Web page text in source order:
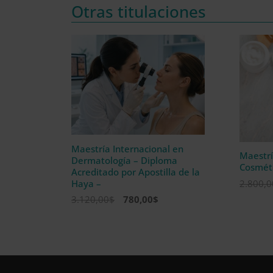
Otras titulaciones
Maestría Internacional en
Dermatología – Diploma
Acreditado por Apostilla de la
Haya –
3.120,00$
El
3.120,00$.
780,00$
780,00$.